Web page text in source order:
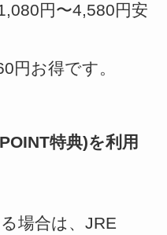
円〜4,580円安
円お得です。
特典)を利用
場合は、JRE